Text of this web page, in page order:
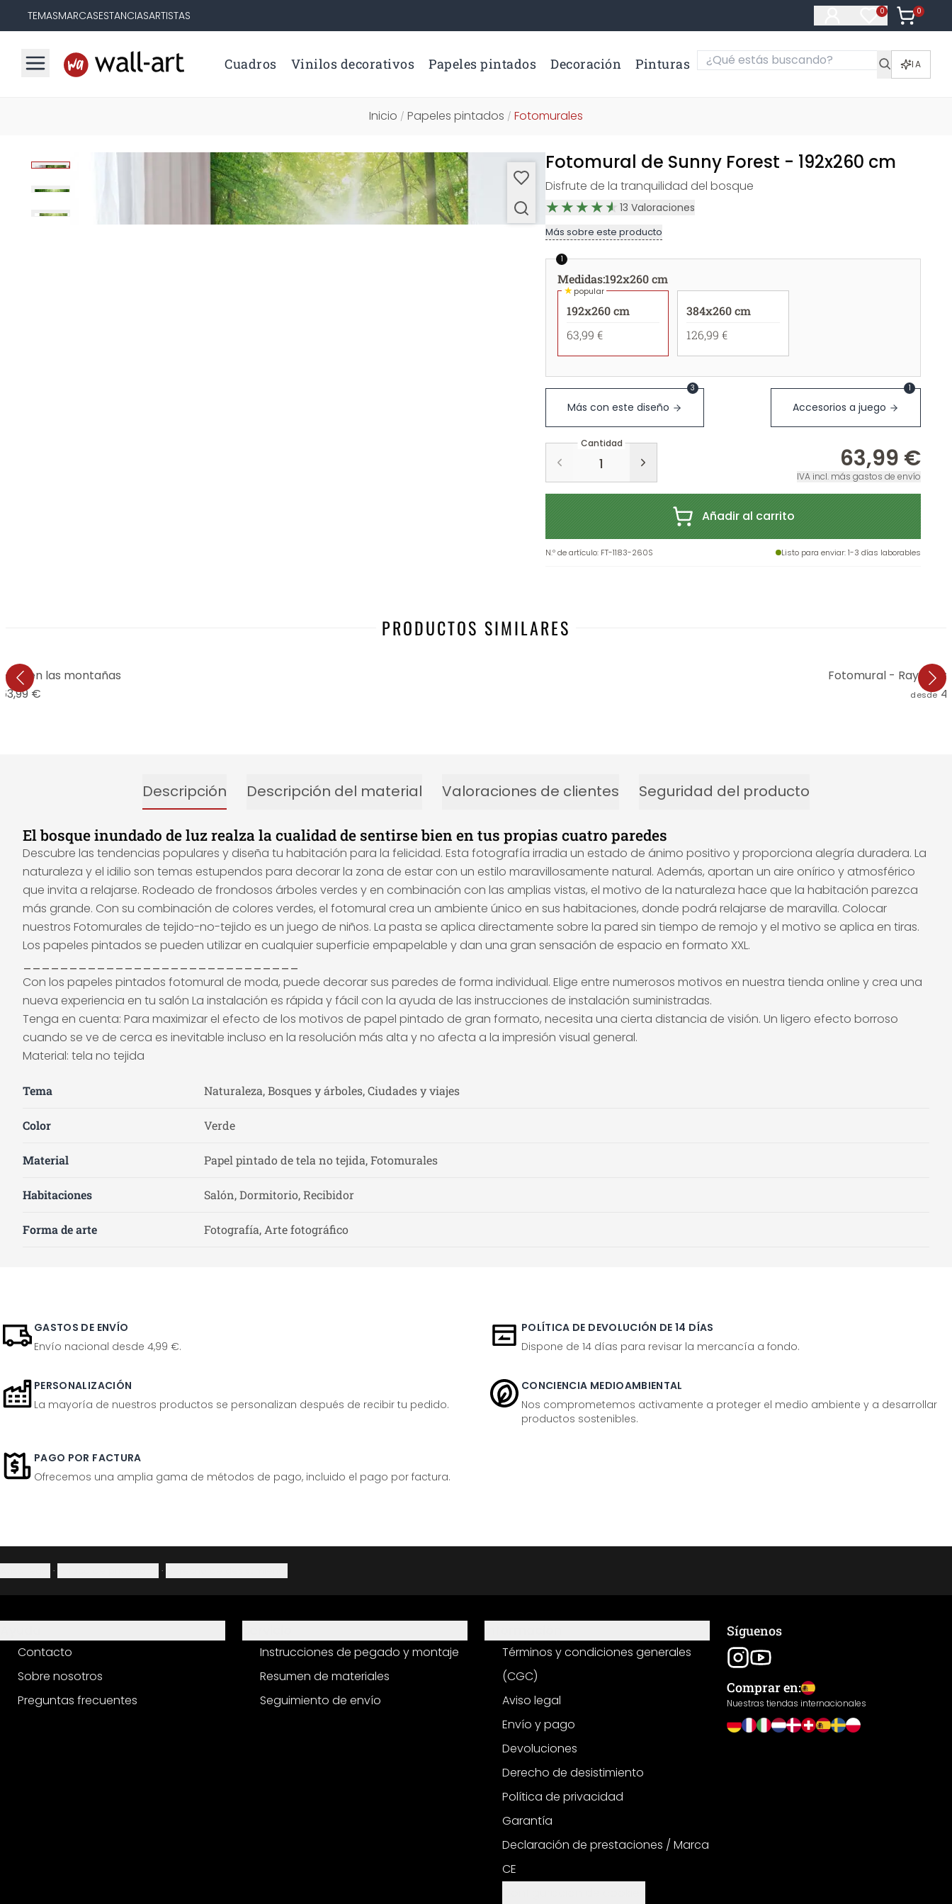
TEMASMARCASESTANCIASARTISTAS 0
Artículos en
0
Artículos
Cuadros Vinilos decorativos Papeles pintados Decoración Pinturas IA
Inicio / Papeles pintados / Fotomurales
Fotomural de Sunny Forest - 192x260 cm
Disfrute de la tranquilidad del bosque
13 Valoraciones
Más sobre este producto
1
Medidas:192x260 cm
★popular
192x260 cm
63,99 €
384x260 cm
126,99 €
Más con este diseño
3
Accesorios a juego
1
Cantidad
63,99 €
IVA incl. más gastos de envío
Añadir al carrito
N.º de artículo: FT-1183-260S Listo para enviar: 1-3 días laborables
PRODUCTOS SIMILARES
sol en las montañas
63,99 €
Fotomural - Rayos
desde
Descripción Descripción del material Valoraciones de clientes Seguridad del producto
El bosque inundado de luz realza la cualidad de sentirse bien en tus propias cuatro paredes
Descubre las tendencias populares y diseña tu habitación para la felicidad. Esta fotografía irradia un estado de ánimo positivo y proporciona alegría duradera. La
naturaleza y el idilio son temas estupendos para decorar la zona de estar con un estilo maravillosamente natural. Además, aportan un aire onírico y atmosférico
que invita a relajarse. Rodeado de frondosos árboles verdes y en combinación con las amplias vistas, el motivo de la naturaleza hace que la habitación parezca
más grande. Con su combinación de colores verdes, el fotomural crea un ambiente único en sus habitaciones, donde podrá relajarse de maravilla. Colocar
nuestros Fotomurales de tejido-no-tejido es un juego de niños. La pasta se aplica directamente sobre la pared sin tiempo de remojo y el motivo se aplica en tiras.
Los papeles pintados se pueden utilizar en cualquier superficie empapelable y dan una gran sensación de espacio en formato XXL.
Con los papeles pintados fotomural de moda, puede decorar sus paredes de forma individual. Elige entre numerosos motivos en nuestra tienda online y crea una
nueva experiencia en tu salón La instalación es rápida y fácil con la ayuda de las instrucciones de instalación suministradas.
Tenga en cuenta: Para maximizar el efecto de los motivos de papel pintado de gran formato, necesita una cierta distancia de visión. Un ligero efecto borroso
cuando se ve de cerca es inevitable incluso en la resolución más alta y no afecta a la impresión visual general.
Material: tela no tejida
Tema Naturaleza, Bosques y árboles, Ciudades y viajes
Color Verde
Material Papel pintado de tela no tejida, Fotomurales
Habitaciones Salón, Dormitorio, Recibidor
Forma de arte Fotografía, Arte fotográfico
GASTOS DE ENVÍO
Envío nacional desde 4,99 €.
POLÍTICA DE DEVOLUCIÓN DE 14 DÍAS
Dispone de 14 días para revisar la mercancía a fondo.
PERSONALIZACIÓN
La mayoría de nuestros productos se personalizan después de recibir tu pedido.
CONCIENCIA MEDIOAMBIENTAL
Nos comprometemos activamente a proteger el medio ambiente y a desarrollar
productos sostenibles.
PAGO POR FACTURA
Ofrecemos una amplia gama de métodos de pago, incluido el pago por factura.
· ·
Contacto
Sobre nosotros
Preguntas frecuentes
Instrucciones de pegado y montaje
Resumen de materiales
Seguimiento de envío
Términos y condiciones generales
(CGC)
Aviso legal
Envío y pago
Devoluciones
Derecho de desistimiento
Política de privacidad
Garantía
Declaración de prestaciones / Marca
CE
Síguenos
Comprar en:
Nuestras tiendas internacionales